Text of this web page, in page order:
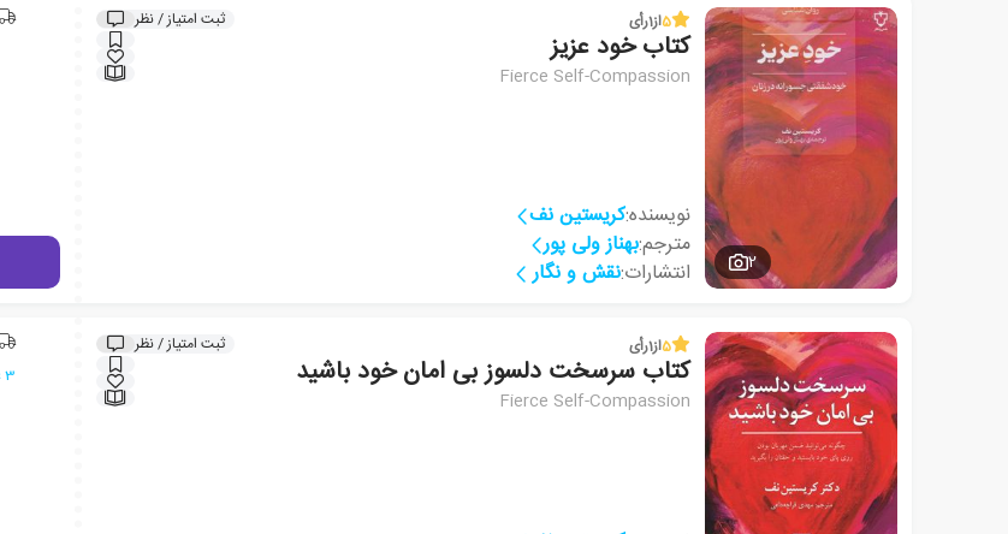
2
5از1رأی ثبت امتیاز / نظر
کتاب خود عزیز
Fierce Self-Compassion
نویسنده:کریستین نف
مترجم:بهناز ولی پور
انتشارات:نقش و نگار
5از1رأی ثبت امتیاز / نظر
کتاب سرسخت دلسوز بی امان خود باشید
Fierce Self-Compassion
3 عدد موجود در انبار ایران کتاب